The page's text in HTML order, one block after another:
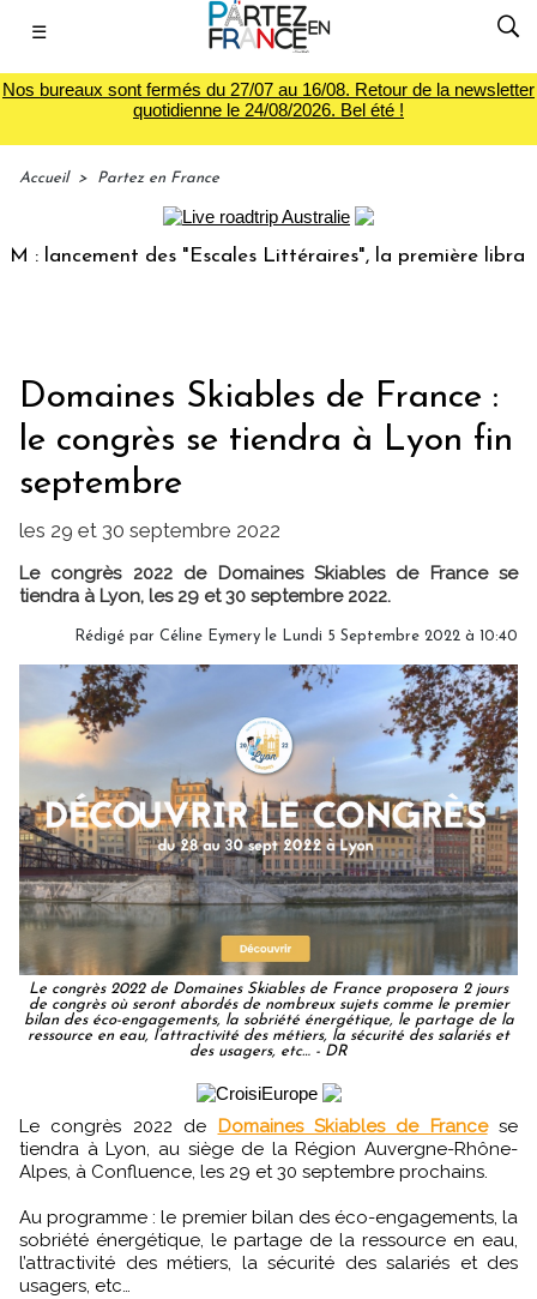
☰
Nos bureaux sont fermés du 27/07 au 16/08. Retour de la newsletter
quotidienne le 24/08/2026. Bel été !
Accueil > Partez en France
des "Escales Littéraires", la première librairie du
Domaines Skiables de France :
le congrès se tiendra à Lyon fin
septembre
les 29 et 30 septembre 2022
Le congrès 2022 de Domaines Skiables de France se
tiendra à Lyon, les 29 et 30 septembre 2022.
Rédigé par Céline Eymery le Lundi 5 Septembre 2022 à 10:40
Le congrès 2022 de Domaines Skiables de France proposera 2 jours
de congrès où seront abordés de nombreux sujets comme le premier
bilan des éco-engagements, la sobriété énergétique, le partage de la
ressource en eau, l’attractivité des métiers, la sécurité des salariés et
des usagers, etc… - DR
Le congrès 2022 de Domaines Skiables de Francese
tiendra à Lyon, au siège de la Région Auvergne-Rhône-
Alpes, à Confluence, les 29 et 30 septembre prochains.
Au programme : le premier bilan des éco-engagements, la
sobriété énergétique, le partage de la ressource en eau,
l’attractivité des métiers, la sécurité des salariés et des
usagers, etc…